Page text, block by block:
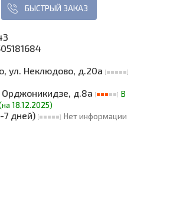
БЫСТРЫЙ ЗАКАЗ
ул. Неклюдово, д.20а
Орджоникидзе, д.8а
В
18.12.2025)
7 дней) Нет информации